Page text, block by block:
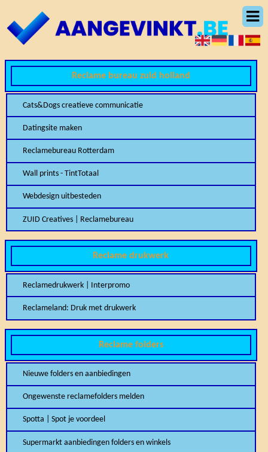
Reclame bureau zuid holland
Cats&Dogs creatieve communicatie
Datingsite maken
Reclamebureau Rotterdam
Wall prints - TintTotaal
Webdesign uitbesteden
ZUID Creatives | Reclamebureau
Reclame drukwerk
Reclamedrukwerk | Interpromo
Reclameland: Druk met drukwerk
Reclame folders
Nieuwe folders en aanbiedingen
Ongewenste reclamefolders melden
Spotta | Spot je voordeel
Supermarkt aanbiedingen folders en winkels